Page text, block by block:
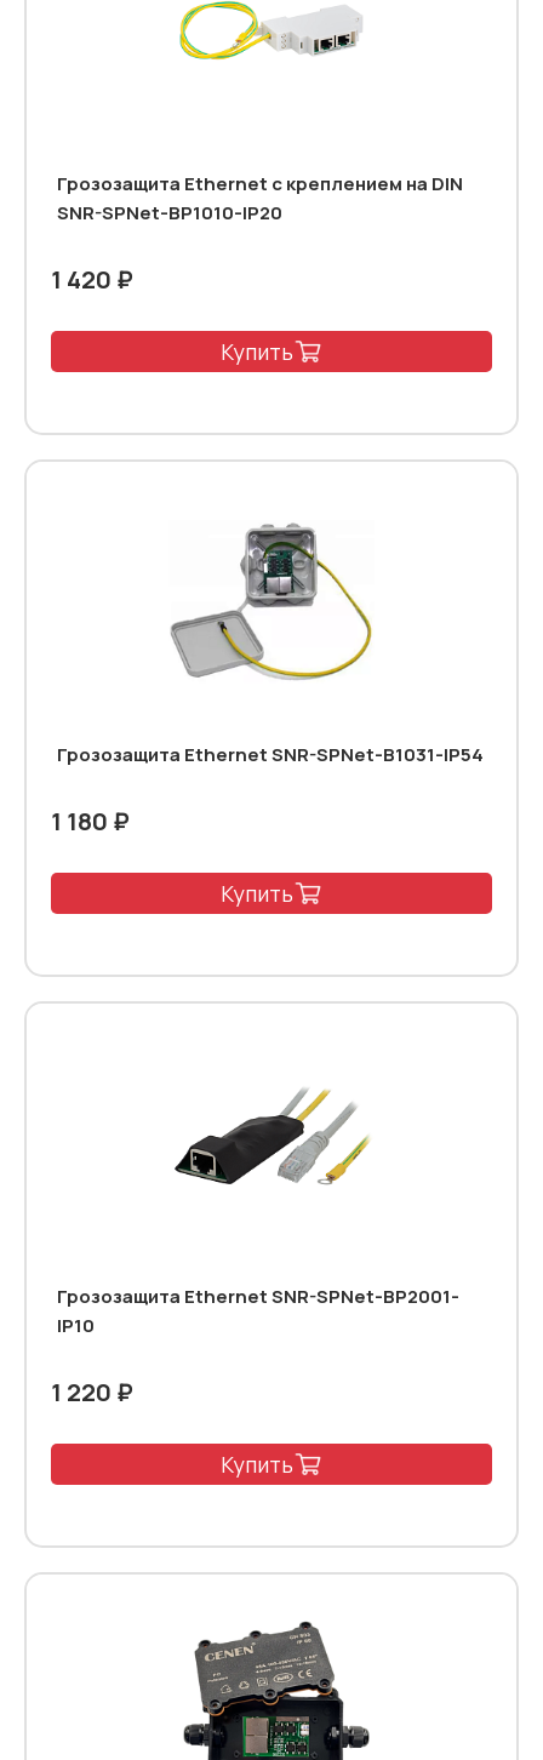
Грозозащита Ethernet с креплением на DIN
SNR-SPNet-BP1010-IP20
1 420 ₽
Купить
Грозозащита Ethernet SNR-SPNet-B1031-IP54
1 180 ₽
Купить
Грозозащита Ethernet SNR-SPNet-BP2001-
IP10
1 220 ₽
Купить